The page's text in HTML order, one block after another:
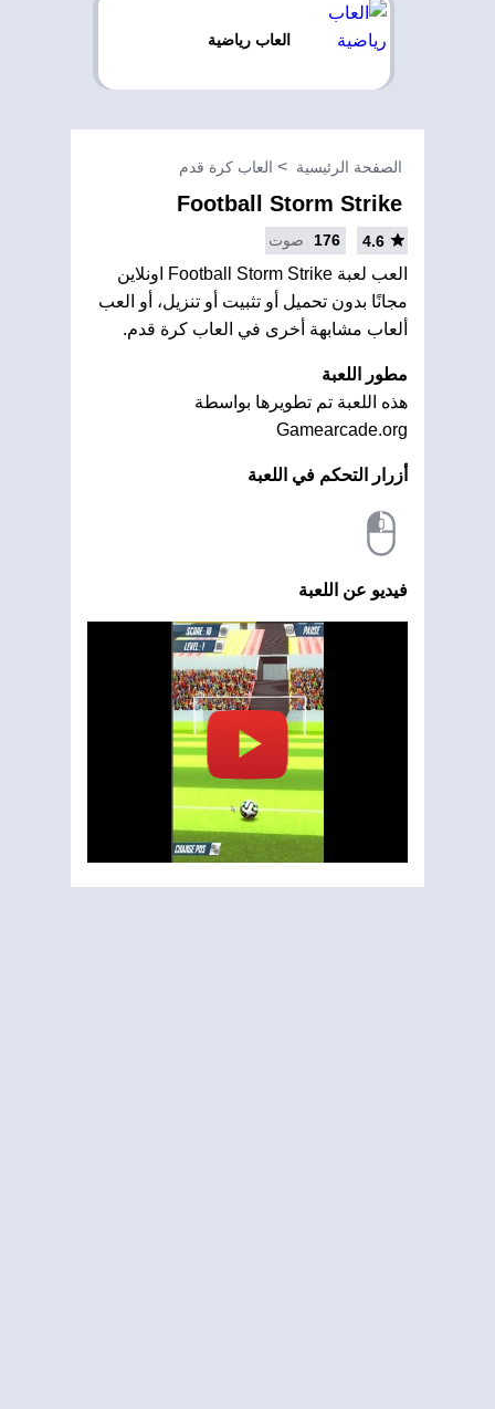
العاب رياضية
الصفحة الرئيسية العاب كرة قدم
Football Storm Strike
4.6
176 صوت
العب لعبة Football Storm Strike اونلاين
مجانًا بدون تحميل أو تثبيت أو تنزيل، أو العب
ألعاب مشابهة أخرى في العاب كرة قدم.
مطور اللعبة
هذه اللعبة تم تطويرها بواسطة
Gamearcade.org
أزرار التحكم في اللعبة
فيديو عن اللعبة